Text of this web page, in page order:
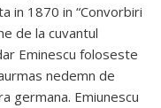
in 1870 in “Convorbiri
de la cuvantul
Eminescu foloseste
nedemn de
germana. Emiunescu